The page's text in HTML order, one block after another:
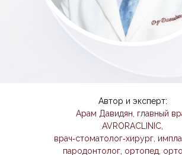
ЦЕНА ОШИБОК: ПОЧЕМУ
НЕКАЧЕСТВЕННОЕ
ЛЕЧЕНИЕ ЗУБОВ И
Интервью профессора Арама Давидяна.
Каждый из нас, обращаясь к стоматологу,
доверяет ему самое ценное – свое здоровье
и красоту улыбки. Мы ожидаем, что
профессиональное лечение зубов избавит от